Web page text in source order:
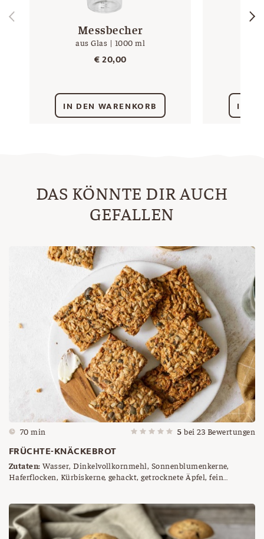
Messbecher
aus Glas | 1000 ml
€20,00
IN DEN WARENKORB IN
DAS KÖNNTE DIR AUCH
GEFALLEN
70 min 5 bei23 Bewertungen
FRÜCHTE-KNÄCKEBROT
Zutaten: Wasser, Dinkelvollkornmehl, Sonnenblumenkerne,
Haferflocken, Kürbiskerne, gehackt, getrocknete Äpfel, fein